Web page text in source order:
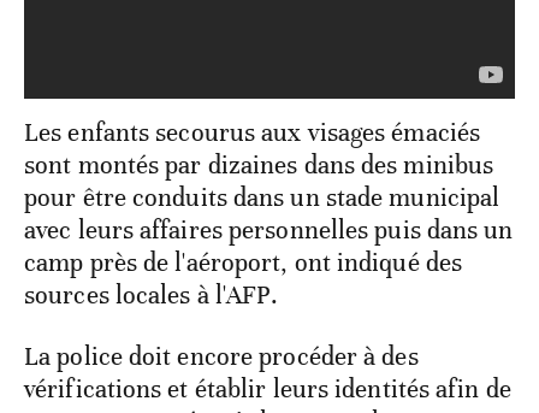
Les enfants secourus aux visages émaciés
sont montés par dizaines dans des minibus
pour être conduits dans un stade municipal
avec leurs affaires personnelles puis dans un
camp près de l'aéroport, ont indiqué des
sources locales à l'AFP.
La police doit encore procéder à des
vérifications et établir leurs identités afin de